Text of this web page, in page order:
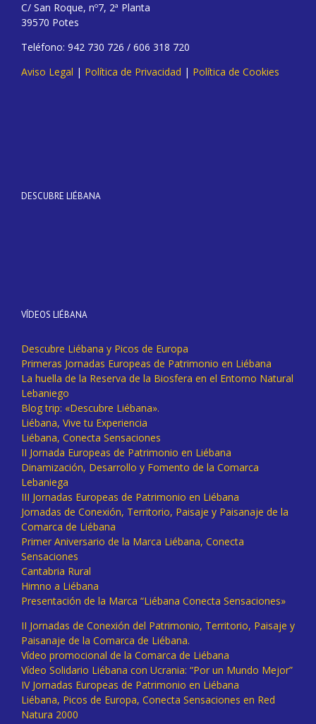
C/ San Roque, nº7, 2ª Planta
39570 Potes
Teléfono: 942 730 726 / 606 318 720
Aviso Legal | Política de Privacidad | Política de Cookies
DESCUBRE LIÉBANA
VÍDEOS LIÉBANA
Descubre Liébana y Picos de Europa
Primeras Jornadas Europeas de Patrimonio en Liébana
La huella de la Reserva de la Biosfera en el Entorno Natural
Lebaniego
Blog trip: «Descubre Liébana».
Liébana, Vive tu Experiencia
Liébana, Conecta Sensaciones
II Jornada Europeas de Patrimonio en Liébana
Dinamización, Desarrollo y Fomento de la Comarca
Lebaniega
III Jornadas Europeas de Patrimonio en Liébana
Jornadas de Conexión, Territorio, Paisaje y Paisanaje de la
Comarca de Liébana
Primer Aniversario de la Marca Liébana, Conecta
Sensaciones
Cantabria Rural
Himno a Liébana
Presentación de la Marca “Liébana Conecta Sensaciones»
II Jornadas de Conexión del Patrimonio, Territorio, Paisaje y
Paisanaje de la Comarca de Liébana.
Vídeo promocional de la Comarca de Liébana
Vídeo Solidario Liébana con Ucrania: “Por un Mundo Mejor”
IV Jornadas Europeas de Patrimonio en Liébana
Liébana, Picos de Europa, Conecta Sensaciones en Red
Natura 2000